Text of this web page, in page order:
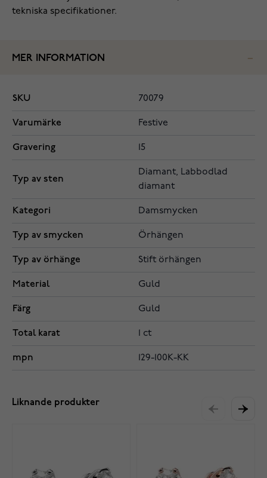
tekniska specifikationer.
MER INFORMATION
SKU 70079
Varumärke Festive
Gravering 15
Typ av sten
Diamant, Labbodlad
diamant
Kategori Damsmycken
Typ av smycken Örhängen
Typ av örhänge Stift örhängen
Material Guld
Färg Guld
Total karat 1 ct
mpn 129-100K-KK
Liknande produkter